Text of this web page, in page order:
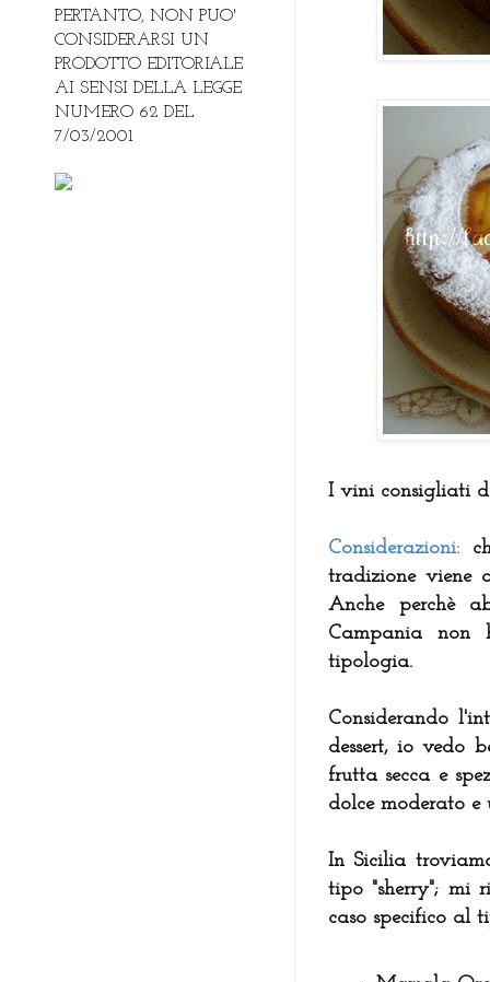
I vini consigliati
Considerazioni:
tradizione viene
Anche perchè
Campania non
tipologia.
Considerando
dessert, io vedo
frutta secca e
dolce moderato e
In Sicilia
tipo "sherry"; mi
caso specifico al
PERTANTO, NON PUO'
CONSIDERARSI UN
PRODOTTO EDITORIALE
AI SENSI DELLA LEGGE
NUMERO 62 DEL
7/03/2001